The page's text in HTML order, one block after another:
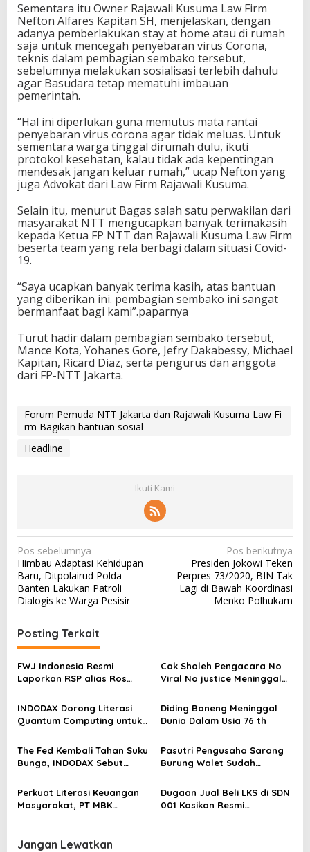
Sementara itu Owner Rajawali Kusuma Law Firm
Nefton Alfares Kapitan SH, menjelaskan, dengan
adanya pemberlakukan stay at home atau di rumah
saja untuk mencegah penyebaran virus Corona,
teknis dalam pembagian sembako tersebut,
sebelumnya melakukan sosialisasi terlebih dahulu
agar Basudara tetap mematuhi imbauan
pemerintah.
“Hal ini diperlukan guna memutus mata rantai
penyebaran virus corona agar tidak meluas. Untuk
sementara warga tinggal dirumah dulu, ikuti
protokol kesehatan, kalau tidak ada kepentingan
mendesak jangan keluar rumah,” ucap Nefton yang
juga Advokat dari Law Firm Rajawali Kusuma.
Selain itu, menurut Bagas salah satu perwakilan dari
masyarakat NTT mengucapkan banyak terimakasih
kepada Ketua FP NTT dan Rajawali Kusuma Law Firm
beserta team yang rela berbagi dalam situasi Covid-
19.
“Saya ucapkan banyak terima kasih, atas bantuan
yang diberikan ini. pembagian sembako ini sangat
bermanfaat bagi kami”.paparnya
Turut hadir dalam pembagian sembako tersebut,
Mance Kota, Yohanes Gore, Jefry Dakabessy, Michael
Kapitan, Ricard Diaz, serta pengurus dan anggota
dari FP-NTT Jakarta.
Forum Pemuda NTT Jakarta dan Rajawali Kusuma Law Fi
rm Bagikan bantuan sosial
Headline
Ikuti Kami
N
a
v
i
g
a
s
i
p
o
s
Pos sebelumnya
Himbau Adaptasi Kehidupan
Baru, Ditpolairud Polda
Banten Lakukan Patroli
Dialogis ke Warga Pesisir
Pos berikutnya
Presiden Jokowi Teken
Perpres 73/2020, BIN Tak
Lagi di Bawah Koordinasi
Menko Polhukam
Posting Terkait
FWJ Indonesia Resmi
Laporkan RSP alias Ros
Cak Sholeh Pengacara No
Viral No justice Meninggal
INDODAX Dorong Literasi
Quantum Computing untuk
Blockchain
Diding Boneng Meninggal
Dunia Dalam Usia 76 th
The Fed Kembali Tahan Suku
Bunga, INDODAX Sebut
Sentimen Pasar
Pasutri Pengusaha Sarang
Burung Walet Sudah
Pelapor Desak Polda Jambi
Segera Lakukan Penahanan
Perkuat Literasi Keuangan
Masyarakat, PT MBK
Dugaan Jual Beli LKS di SDN
001 Kasikan Resmi
Jangan Lewatkan